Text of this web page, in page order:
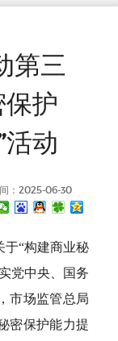
第三
护
动
：2025-06-30
于“构建商业秘
党中央、国务
市场监管总局
密保护能力提